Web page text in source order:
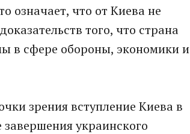
означает, что от Киева не
того, что страна
в сфере обороны, экономики и
зрения вступление Киева в
украинского